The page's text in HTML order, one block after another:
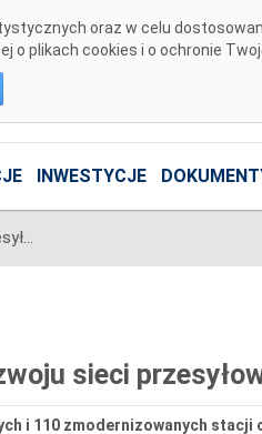
oraz w celu
o plikach cookies i o ochronie
INWESTYCJE
Projekt nowego planu rozwoju sieci przesyłowej na lata 2025-2034
sieci
i 110 zmodernizowanych